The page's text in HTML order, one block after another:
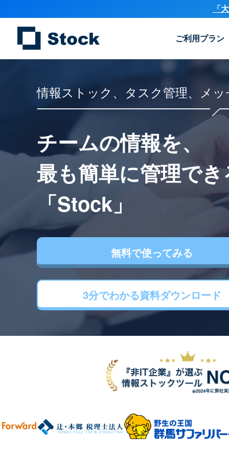
「
ご利用プラン
情報ストック、タスク管理、メ
チームの情報を、
最も簡単に管理で
「Stock」
無料で使ってみる
3分でわかる資料ダウンロード